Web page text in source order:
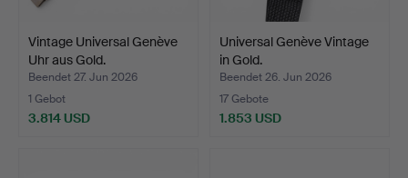
Vintage Universal Genève
Uhr aus Gold.
Beendet 27. Jun 2026
1 Gebot
3.814 USD
Universal Genève Vintage
in Gold.
Beendet 26. Jun 2026
17 Gebote
1.853 USD